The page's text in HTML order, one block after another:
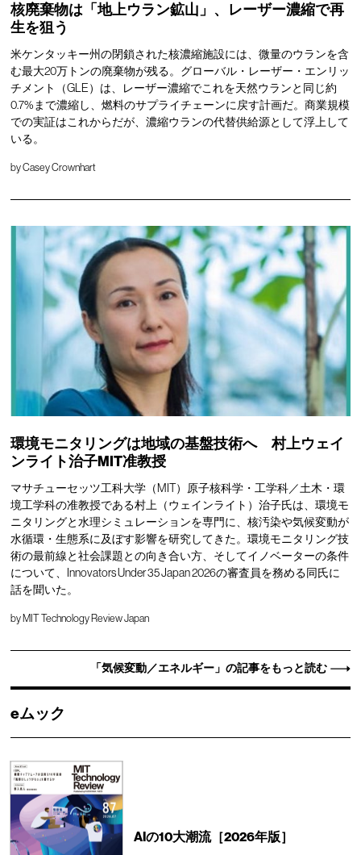
核廃棄物は「地上ウラン鉱山」、レーザー濃縮で再
生を狙う
米ケンタッキー州の閉鎖された核濃縮施設には、微量のウランを含
む最大20万トンの廃棄物が残る。グローバル・レーザー・エンリッ
チメント（GLE）は、レーザー濃縮でこれを天然ウランと同じ約
0.7%まで濃縮し、燃料のサプライチェーンに戻す計画だ。商業規模
での実証はこれからだが、濃縮ウランの代替供給源として浮上して
いる。
byCasey Crownhart
環境モニタリングは地域の基盤技術へ 村上ウェイ
ンライト治子MIT准教授
マサチューセッツ工科大学（MIT）原子核科学・工学科／土木・環
境工学科の准教授である村上（ウェインライト）治子氏は、環境モ
ニタリングと水理シミュレーションを専門に、核汚染や気候変動が
水循環・生態系に及ぼす影響を研究してきた。環境モニタリング技
術の最前線と社会課題との向き合い方、そしてイノベーターの条件
について、Innovators Under 35 Japan 2026の審査員を務める同氏に
話を聞いた。
by MIT Technology Review Japan
「気候変動／エネルギー」の記事をもっと読む
eムック
AIの10大潮流［2026年版］